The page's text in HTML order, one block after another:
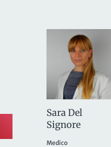
Sara Del
Signore
Medico